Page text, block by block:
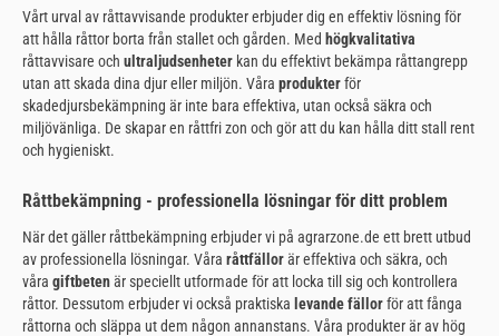
Vårt urval av råttavvisande produkter erbjuder dig en effektiv lösning för
att hålla råttor borta från stallet och gården. Med högkvalitativa
råttavvisare och ultraljudsenheter kan du effektivt bekämpa råttangrepp
utan att skada dina djur eller miljön. Våra produkterför
skadedjursbekämpning är inte bara effektiva, utan också säkra och
miljövänliga. De skapar en råttfri zon och gör att du kan hålla ditt stall rent
och hygieniskt.
Råttbekämpning - professionella lösningar för ditt problem
När det gäller råttbekämpning erbjuder vi på agrarzone.de ett brett utbud
av professionella lösningar. Våra råttfällorär effektiva och säkra, och
våra giftbetenär speciellt utformade för att locka till sig och kontrollera
råttor. Dessutom erbjuder vi också praktiska levande fällorför att fånga
råttorna och släppa ut dem någon annanstans. Våra produkter är av hög